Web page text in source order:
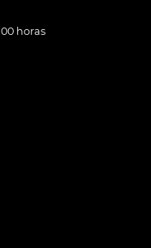
horas